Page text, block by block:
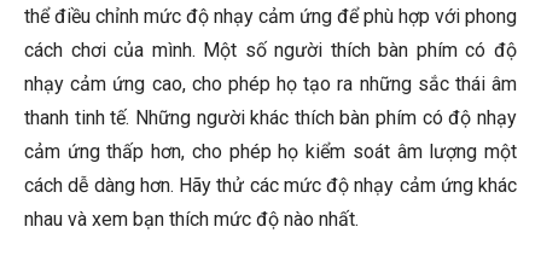
thể điều chỉnh mức độ nhạy cảm ứng để phù hợp với phong
cách chơi của mình. Một số người thích bàn phím có độ
nhạy cảm ứng cao, cho phép họ tạo ra những sắc thái âm
thanh tinh tế. Những người khác thích bàn phím có độ nhạy
cảm ứng thấp hơn, cho phép họ kiểm soát âm lượng một
cách dễ dàng hơn. Hãy thử các mức độ nhạy cảm ứng khác
nhau và xem bạn thích mức độ nào nhất.